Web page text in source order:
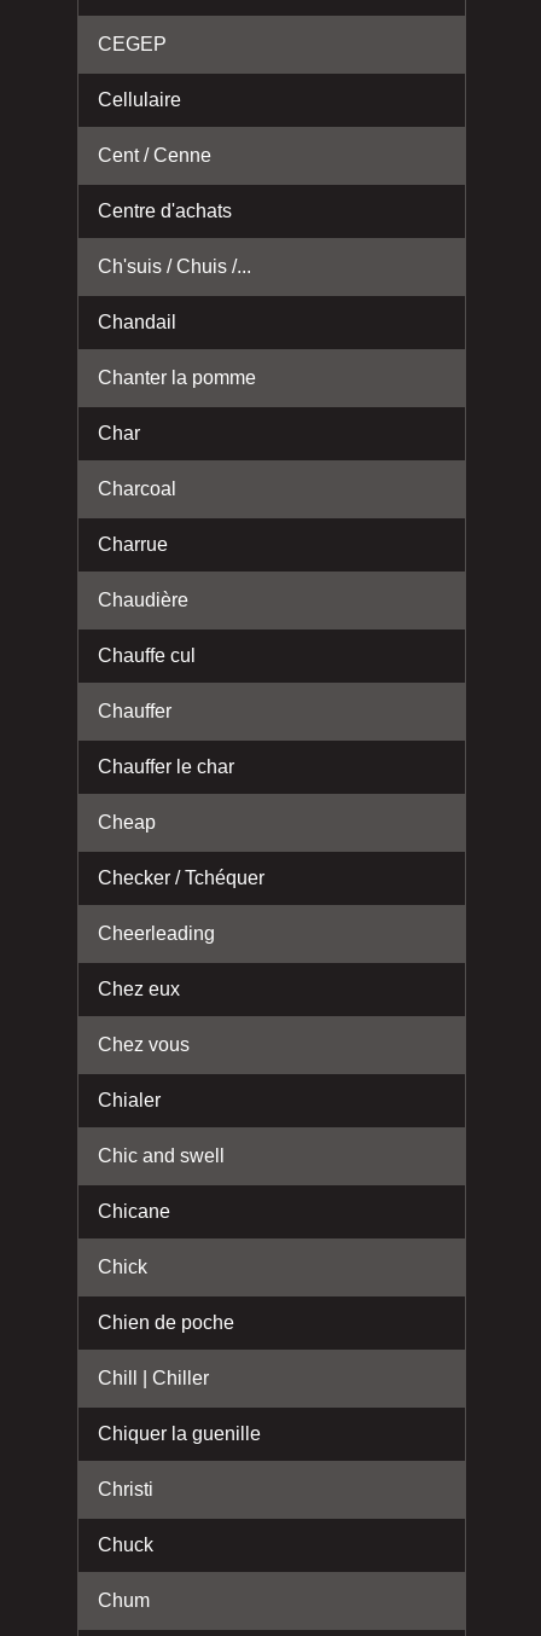
CEGEP
Cellulaire
Cent / Cenne
Centre d'achats
Ch'suis / Chuis /...
Chandail
Chanter la pomme
Char
Charcoal
Charrue
Chaudière
Chauffe cul
Chauffer
Chauffer le char
Cheap
Checker / Tchéquer
Cheerleading
Chez eux
Chez vous
Chialer
Chic and swell
Chicane
Chick
Chien de poche
Chill | Chiller
Chiquer la guenille
Christi
Chuck
Chum